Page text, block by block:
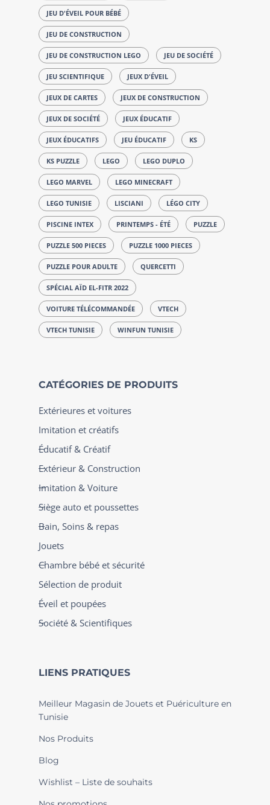
JEU D'ÉVEIL POUR BÉBÉ
JEU DE CONSTRUCTION
JEU DE CONSTRUCTION LEGO JEU DE SOCIÉTÉ
JEU SCIENTIFIQUE JEUX D'ÉVEIL
JEUX DE CARTES JEUX DE CONSTRUCTION
JEUX DE SOCIÉTÉ JEUX ÉDUCATIF
JEUX ÉDUCATIFS JEU ÉDUCATIF KS
KS PUZZLE LEGO LEGO DUPLO
LEGO MARVEL LEGO MINECRAFT
LEGO TUNISIE LISCIANI LÉGO CITY
PISCINE INTEX PRINTEMPS - ÉTÉ PUZZLE
PUZZLE 500 PIECES PUZZLE 1000 PIECES
PUZZLE POUR ADULTE QUERCETTI
SPÉCIAL AÏD EL-FITR 2022
VOITURE TÉLÉCOMMANDÉE VTECH
VTECH TUNISIE WINFUN TUNISIE
CATÉGORIES DE PRODUITS
Extérieures et voitures
Imitation et créatifs
Éducatif & Créatif
Extérieur & Construction
Imitation & Voiture
Siège auto et poussettes
Bain, Soins & repas
Jouets
Chambre bébé et sécurité
Sélection de produit
Éveil et poupées
Société & Scientifiques
LIENS PRATIQUES
Meilleur Magasin de Jouets et Puériculture en
Tunisie
Nos Produits
Blog
Wishlist – Liste de souhaits